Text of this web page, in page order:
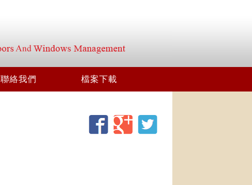
聯絡我們 檔案下載